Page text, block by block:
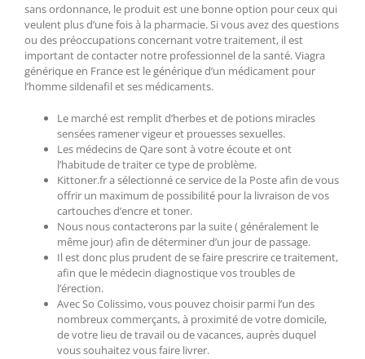
sans ordonnance, le produit est une bonne option pour ceux qui
veulent plus d’une fois à la pharmacie. Si vous avez des questions
ou des préoccupations concernant votre traitement, il est
important de contacter notre professionnel de la santé. Viagra
générique en France est le générique d’un médicament pour
l’homme sildenafil et ses médicaments.
Le marché est remplit d’herbes et de potions miracles
sensées ramener vigeur et prouesses sexuelles.
Les médecins de Qare sont à votre écoute et ont
l’habitude de traiter ce type de problème.
Kittoner.fr a sélectionné ce service de la Poste afin de vous
offrir un maximum de possibilité pour la livraison de vos
cartouches d’encre et toner.
Nous nous contacterons par la suite ( généralement le
même jour) afin de déterminer d’un jour de passage.
Il est donc plus prudent de se faire prescrire ce traitement,
afin que le médecin diagnostique vos troubles de
l’érection.
Avec So Colissimo, vous pouvez choisir parmi l’un des
nombreux commerçants, à proximité de votre domicile,
de votre lieu de travail ou de vacances, auprès duquel
vous souhaitez vous faire livrer.